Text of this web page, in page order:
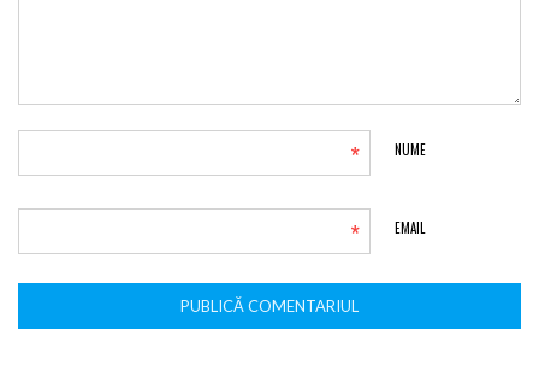
NUME
*
EMAIL
*